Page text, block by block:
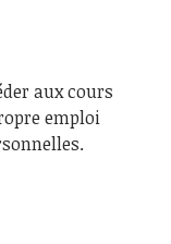
aux cours
emploi